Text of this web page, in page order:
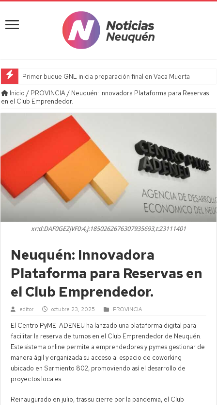
Primer buque GNL inicia preparación final en Vaca Muerta
Inicio / PROVINCIA/ Neuquén: Innovadora Plataforma para Reservas
en el Club Emprendedor.
xr:d:DAF0GEZjVF0:4,j:1850262676307935693,t:23111401
Neuquén: Innovadora
Plataforma para Reservas en
el Club Emprendedor.
editor octubre 23, 2025 PROVINCIA
El Centro PyME-ADENEU ha lanzado una plataforma digital para
facilitar la reserva de turnos en el Club Emprendedor de Neuquén.
Este sistema online permite a emprendedores y pymes gestionar de
manera ágil y organizada su acceso al espacio de coworking
ubicado en Sarmiento 802, promoviendo así el desarrollo de
proyectos locales.
Reinaugurado en julio, tras su cierre por la pandemia, el Club